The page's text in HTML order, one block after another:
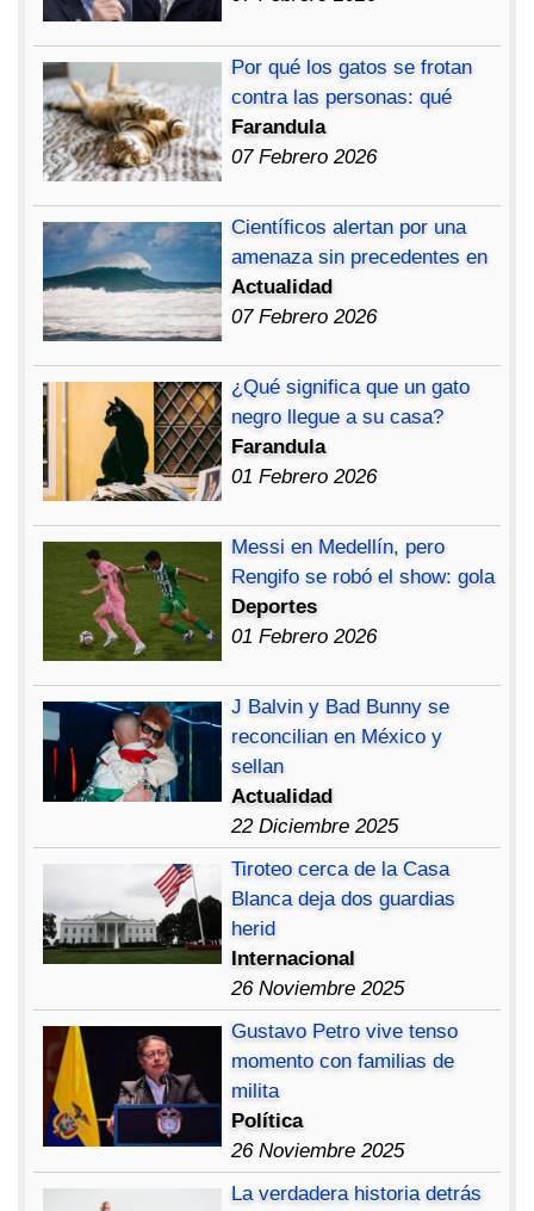
Por qué los gatos se frotan
contra las personas: qué
Farandula
07 Febrero 2026
Científicos alertan por una
amenaza sin precedentes en
Actualidad
07 Febrero 2026
¿Qué significa que un gato
negro llegue a su casa?
Farandula
01 Febrero 2026
Messi en Medellín, pero
Rengifo se robó el show: gola
Deportes
01 Febrero 2026
J Balvin y Bad Bunny se
reconcilian en México y
sellan
Actualidad
22 Diciembre 2025
Tiroteo cerca de la Casa
Blanca deja dos guardias
herid
Internacional
26 Noviembre 2025
Gustavo Petro vive tenso
momento con familias de
milita
Política
26 Noviembre 2025
La verdadera historia detrás